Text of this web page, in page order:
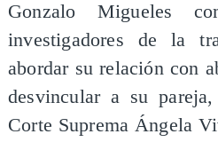
Gonzalo Migueles
investigadores de la
abordar su relación con
desvincular a su
Corte Suprema Ángela